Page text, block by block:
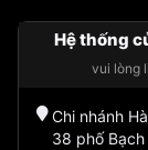
Hệ thống
vui lòng
Chi nhánh
38 phố Bạch